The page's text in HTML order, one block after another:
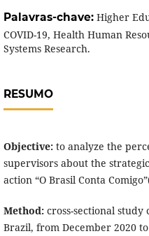
Palavras-chave: Higher
COVID-19, Health Human
Systems Research.
RESUMO
Objective:to analyze the
supervisors about the strategic
action “O Brasil Conta
Method:cross-sectional study
Brazil, from December 2020